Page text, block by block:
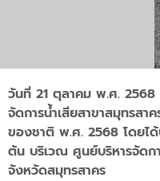
วันที่ 21 ตุลาคม พ.ศ. 2568
จัดการน้ำเสียสาขาสมุทรสา
ของชาติ พ.ศ. 2568 โดยไ
ต้น บริเวณ ศูนย์บริหารจัดก
จังหวัดสมุทรสาคร